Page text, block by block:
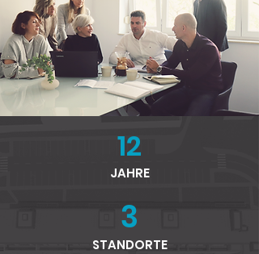
12
JAHRE
3
STANDORTE